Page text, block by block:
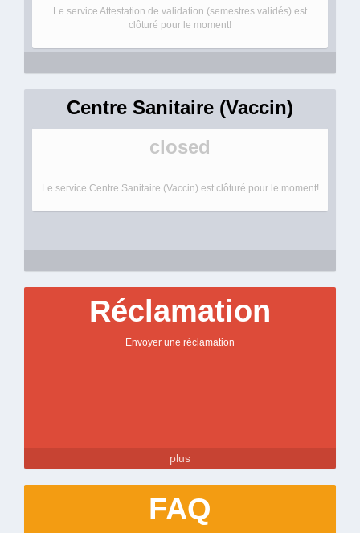
Le service Attestation de validation (semestres validés) est
clôturé pour le moment!
Centre Sanitaire (Vaccin)
closed
Le service Centre Sanitaire (Vaccin) est clôturé pour le moment!
Réclamation
Envoyer une réclamation
plus
FAQ